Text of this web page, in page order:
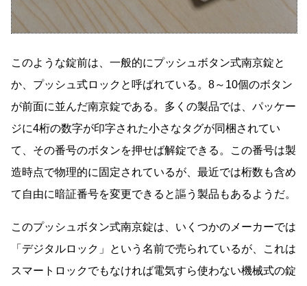
このような錠前は、一般的にプッシュボタン式南京錠と
か、プッシュ式ロックと呼ばれている。8～10個のボタン
が前面に並んだ南京錠である。多くの製品では、パッケー
ジに4桁の数字が印字された小さなタグが同梱されてい
て、その番号のボタンを押せば解錠できる。この番号は製
造時点で物理的に固定されているが、最近では桁数も含め
て自由に暗証番号を変更できると謳う製品もあるようだ。
このプッシュボタン式南京錠は、いくつかのメーカーでは
「デジタルロック」という名前で売られているが、これは
スマートロックでもなければ電気すら使わない機械式の錠